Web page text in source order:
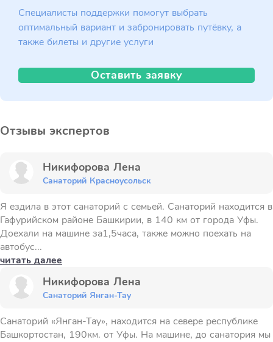
Специалисты поддержки помогут выбрать
оптимальный вариант и забронировать путёвку, а
также билеты и другие услуги
Оставить заявку
Отзывы экспертов
Никифорова Лена
Санаторий Красноусольск
Я ездила в этот санаторий с семьей. Санаторий находится в
Гафурийском районе Башкирии, в 140 км от города Уфы.
Доехали на машине за1,5часа, также можно поехать на
автобус...
читать далее
Никифорова Лена
Санаторий Янган-Тау
Санаторий «Янган-Тау», находится на севере республике
Башкортостан, 190км. от Уфы. На машине, до санатория мы